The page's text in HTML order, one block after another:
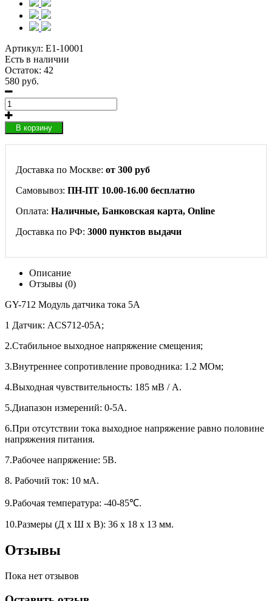
Артикул: E1-10001
Есть в наличии
Остаток: 42
580 руб.
В корзину
Доставка по Москве: от 300 руб
Самовывоз: ПН-ПТ 10.00-16.00 бесплатно
Оплата: Наличные, Банковская карта, Online
Доставка по РФ: 3000 пунктов выдачи
Описание
Отзывы (0)
GY-712 Модуль датчика тока 5A
1 Датчик: ACS712-05А;
2.Стабильное выходное напряжение смещения;
3.Внутреннее сопротивление проводника: 1.2 МОм;
4.Выходная чувствительность: 185 мВ / A.
5.Диапазон измерений: 0-5A.
6.При отсутствии тока выходное напряжение равно половине
напряжения питания.
7.Рабочее напряжение: 5В.
8. Рабочий ток: 10 мА.
9.Рабочая температура: -40-85℃.
10.Размеры (Д x Ш x В): 36 x 18 x 13 мм.
Отзывы
Пока нет отзывов